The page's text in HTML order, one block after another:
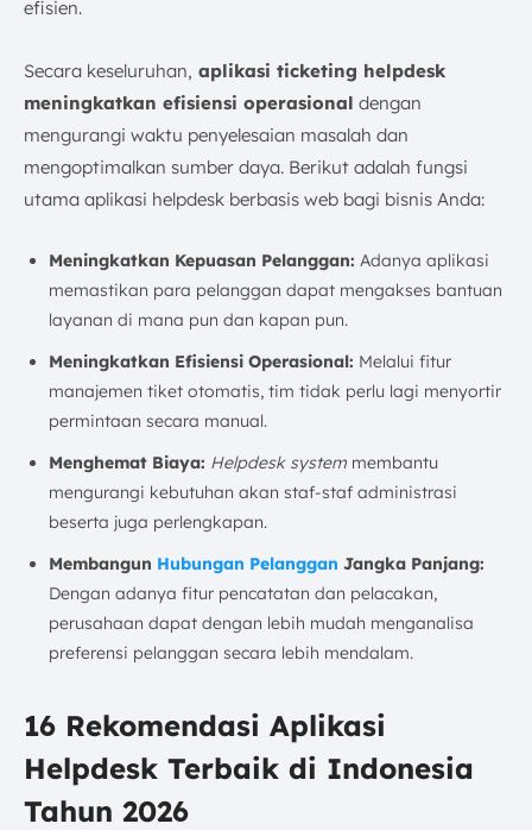
efisien.
Secara keseluruhan, aplikasi ticketing helpdesk
meningkatkan efisiensi operasional dengan
mengurangi waktu penyelesaian masalah dan
mengoptimalkan sumber daya. Berikut adalah fungsi
utama aplikasi helpdesk berbasis web bagi bisnis Anda:
Meningkatkan Kepuasan Pelanggan: Adanya aplikasi
memastikan para pelanggan dapat mengakses bantuan
layanan di mana pun dan kapan pun.
Meningkatkan Efisiensi Operasional: Melalui fitur
manajemen tiket otomatis, tim tidak perlu lagi menyortir
permintaan secara manual.
Menghemat Biaya: Helpdesk system membantu
mengurangi kebutuhan akan staf-staf administrasi
beserta juga perlengkapan.
Membangun Hubungan Pelanggan Jangka Panjang:
Dengan adanya fitur pencatatan dan pelacakan,
perusahaan dapat dengan lebih mudah menganalisa
preferensi pelanggan secara lebih mendalam.
16 Rekomendasi Aplikasi
Helpdesk Terbaik di Indonesia
Tahun 2026